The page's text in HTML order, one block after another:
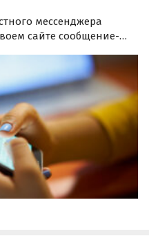
мессенджера
сайте сообщение-
истекает 15 мая и
не